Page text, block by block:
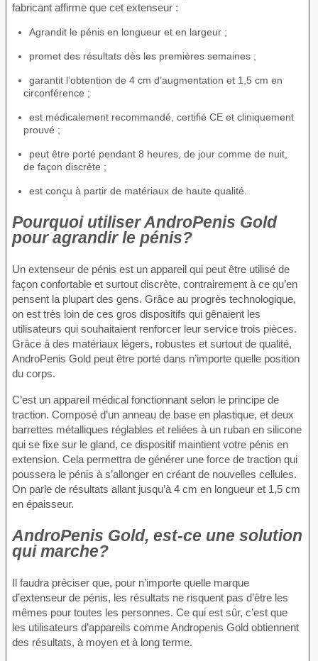
fabricant affirme que cet extenseur :
Agrandit le pénis en longueur et en largeur ;
promet des résultats dès les premières semaines ;
garantit l’obtention de 4 cm d’augmentation et 1,5 cm en
circonférence ;
est médicalement recommandé, certifié CE et cliniquement
prouvé ;
peut être porté pendant 8 heures, de jour comme de nuit,
de façon discrète ;
est conçu à partir de matériaux de haute qualité.
Pourquoi utiliser AndroPenis Gold
pour agrandir le pénis?
Un extenseur de pénis est un appareil qui peut être utilisé de
façon confortable et surtout discrète, contrairement à ce qu’en
pensent la plupart des gens. Grâce au progrès technologique,
on est très loin de ces gros dispositifs qui gênaient les
utilisateurs qui souhaitaient renforcer leur service trois pièces.
Grâce à des matériaux légers, robustes et surtout de qualité,
AndroPenis Gold peut être porté dans n’importe quelle position
du corps.
C’est un appareil médical fonctionnant selon le principe de
traction. Composé d’un anneau de base en plastique, et deux
barrettes métalliques réglables et reliées à un ruban en silicone
qui se fixe sur le gland, ce dispositif maintient votre pénis en
extension. Cela permettra de générer une force de traction qui
poussera le pénis à s’allonger en créant de nouvelles cellules.
On parle de résultats allant jusqu’à 4 cm en longueur et 1,5 cm
en épaisseur.
AndroPenis Gold, est-ce une solution
qui marche?
Il faudra préciser que, pour n’importe quelle marque
d’extenseur de pénis, les résultats ne risquent pas d’être les
mêmes pour toutes les personnes. Ce qui est sûr, c’est que
les utilisateurs d’appareils comme Andropenis Gold obtiennent
des résultats, à moyen et à long terme.